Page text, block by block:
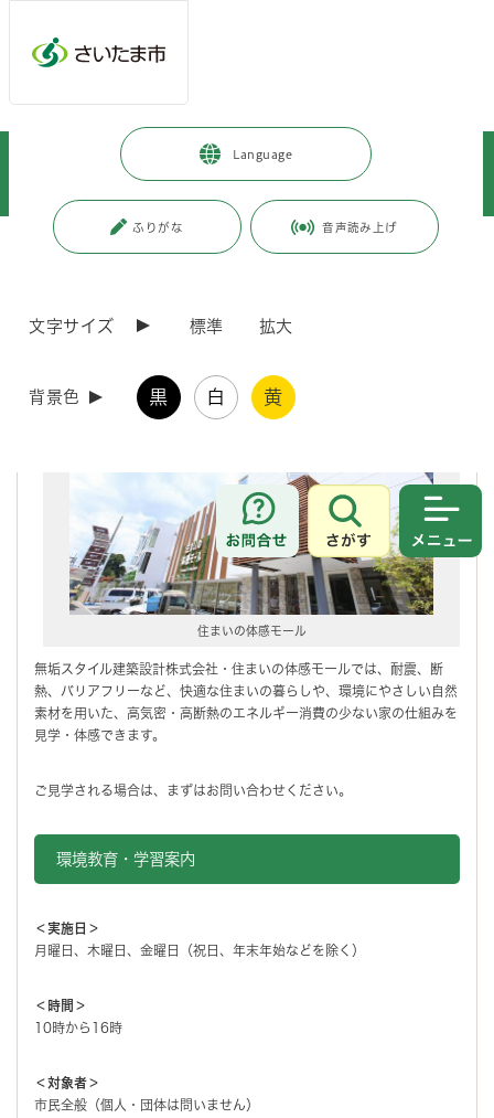
Language
ふりがな 音声読み上げ
文字サイズ 標準 拡大
背景色 黒 白 黄
お問合せ
さがす
暮らし・手続き > 環境保全 環境教育・学習
さいたま市環境教育ネットワーク
環境教育ネットワークパートナー
更新日付：2025年4月14日 / ページ番号：C081193
ル 環境教育・学習案内
住まいの体感モール
無垢スタイル建築設計株式会社・住まいの体感モールでは、耐震、断
熱、バリアフリーなど、快適な住まいの暮らしや、環境にやさしい自然
素材を用いた、高気密・高断熱のエネルギー消費の少ない家の仕組みを
見学・体感できます。
ご見学される場合は、まずはお問い合わせください。
環境教育・学習案内
＜実施日＞
月曜日、木曜日、金曜日（祝日、年末年始などを除く）
＜時間＞
10時から16時
＜対象者＞
市民全般（個人・団体は問いません）